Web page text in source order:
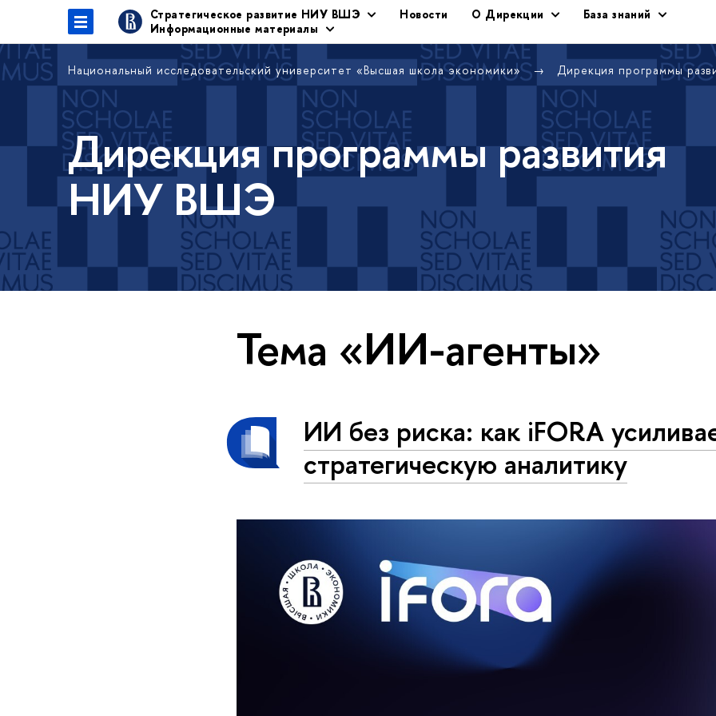
Стратегическое развитие НИУ ВШЭ Новости О Дирекции
База знаний
Информационные материалы
Национальный исследовательский университет «Высшая школа экономики» Дирекция программы
Дирекция программы развития
НИУ ВШЭ
Тема «ИИ-агенты»
ИИ без риска: как iFORA
стратегическую аналитику